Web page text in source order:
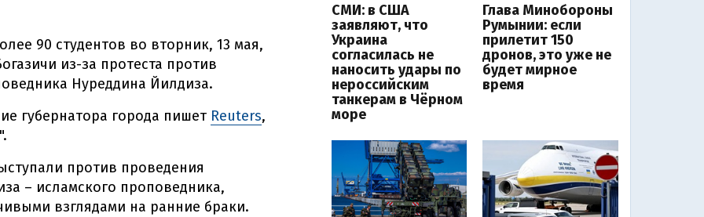
90 студентов во вторник, 13 мая,
из-за протеста против
Нуреддина Йилдиза.
губернатора города пишет Reuters,
против проведения
– исламского проповедника,
взглядами на ранние браки.
СМИ: в США
заявляют, что
Украина
согласилась не
наносить удары по
нероссийским
танкерам в Чёрном
море
Глава Минобороны
Румынии: если
прилетит 150
дронов, это уже не
будет мирное
время